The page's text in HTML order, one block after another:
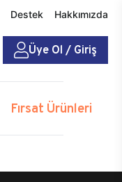
Destek Hakkımızda
Üye Ol / Giriş
Fırsat Ürünleri